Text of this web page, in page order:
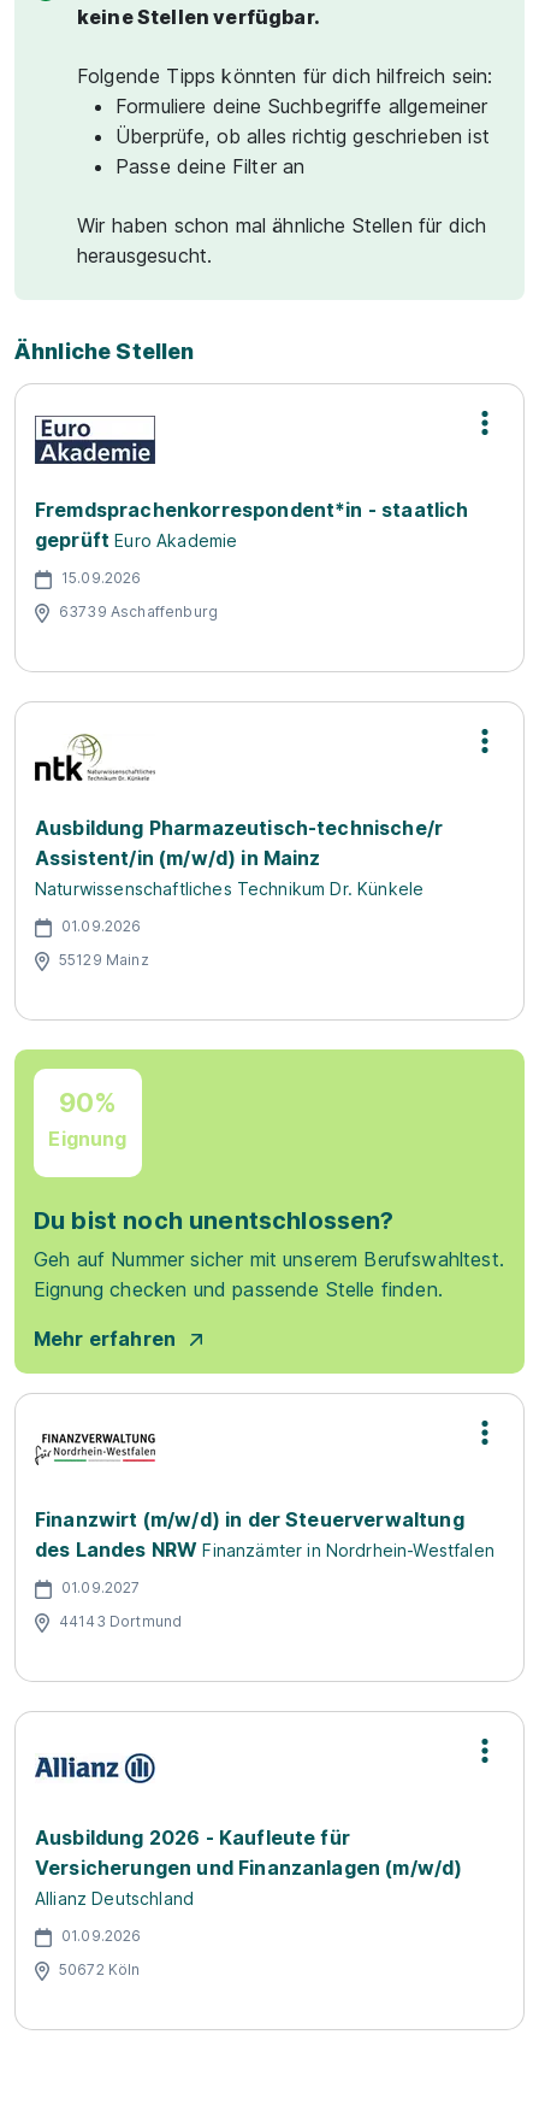
keine Stellen verfügbar.
Folgende Tipps könnten für dich hilfreich sein:
Formuliere deine Suchbegriffe allgemeiner
Überprüfe, ob alles richtig geschrieben ist
Passe deine Filter an
Wir haben schon mal ähnliche Stellen für dich
herausgesucht.
Ähnliche Stellen
Fremdsprachenkorrespondent*in - staatlich
geprüft Euro Akademie
15.09.2026
63739 Aschaffenburg
Ausbildung Pharmazeutisch-technische/r
Assistent/in (m/w/d) in Mainz
Naturwissenschaftliches Technikum Dr. Künkele
01.09.2026
55129 Mainz
90%
Eignung
Du bist noch unentschlossen?
Geh auf Nummer sicher mit unserem Berufswahltest.
Eignung checken und passende Stelle finden.
Mehr erfahren
Finanzwirt (m/w/d) in der Steuerverwaltung
des Landes NRW Finanzämter in Nordrhein-Westfalen
01.09.2027
44143 Dortmund
Ausbildung 2026 - Kaufleute für
Versicherungen und Finanzanlagen (m/w/d)
Allianz Deutschland
01.09.2026
50672 Köln